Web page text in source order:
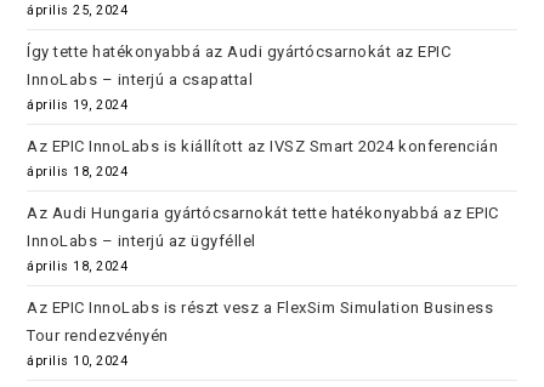
április 25, 2024
Így tette hatékonyabbá az Audi gyártócsarnokát az EPIC
InnoLabs – interjú a csapattal
április 19, 2024
Az EPIC InnoLabs is kiállított az IVSZ Smart 2024 konferencián
április 18, 2024
Az Audi Hungaria gyártócsarnokát tette hatékonyabbá az EPIC
InnoLabs – interjú az ügyféllel
április 18, 2024
Az EPIC InnoLabs is részt vesz a FlexSim Simulation Business
Tour rendezvényén
április 10, 2024